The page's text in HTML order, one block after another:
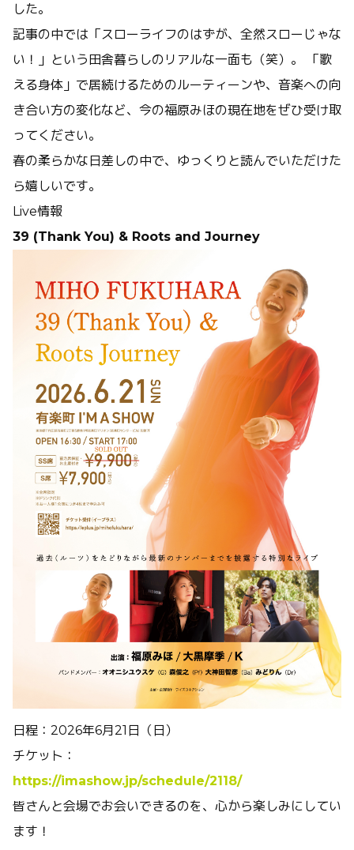
した。
記事の中では「スローライフのはずが、全然スローじゃな
い！」という田舎暮らしのリアルな一面も（笑）。 「歌
える身体」で居続けるためのルーティーンや、音楽への向
き合い方の変化など、今の福原みほの現在地をぜひ受け取
ってください。
春の柔らかな日差しの中で、ゆっくりと読んでいただけた
ら嬉しいです。
Live情報
39 (Thank You) & Roots and Journey
日程：2026年6月21日（日）
チケット：
https://imashow.jp/schedule/2118/
皆さんと会場でお会いできるのを、心から楽しみにしてい
ます！